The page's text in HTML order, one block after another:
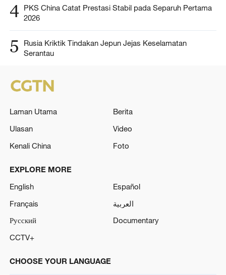
4 PKS China Catat Prestasi Stabil pada Separuh Pertama
2026
5
Rusia Kriktik Tindakan Jepun Jejas Keselamatan
Serantau
Laman Utama
Berita
Ulasan
Video
Kenali China
Foto
EXPLORE MORE
English
Español
Français
العربية
Русский
Documentary
CCTV+
CHOOSE YOUR LANGUAGE